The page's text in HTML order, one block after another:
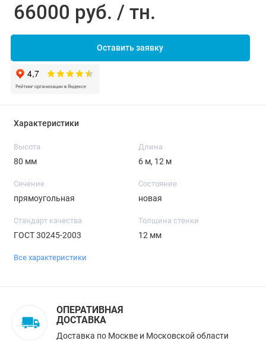
66000 руб. / тн.
Оставить заявку
Характеристики
Высота
80 мм
Длина
6 м, 12 м
Сечение
прямоугольная
Состояние
новая
Стандарт качества
ГОСТ 30245-2003
Толщина стенки
12 мм
Все характеристики
ОПЕРАТИВНАЯ
ДОСТАВКА
Доставка по Москве и Московской области